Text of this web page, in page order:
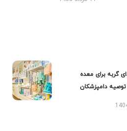
گربه برای معده
دامپزشکان